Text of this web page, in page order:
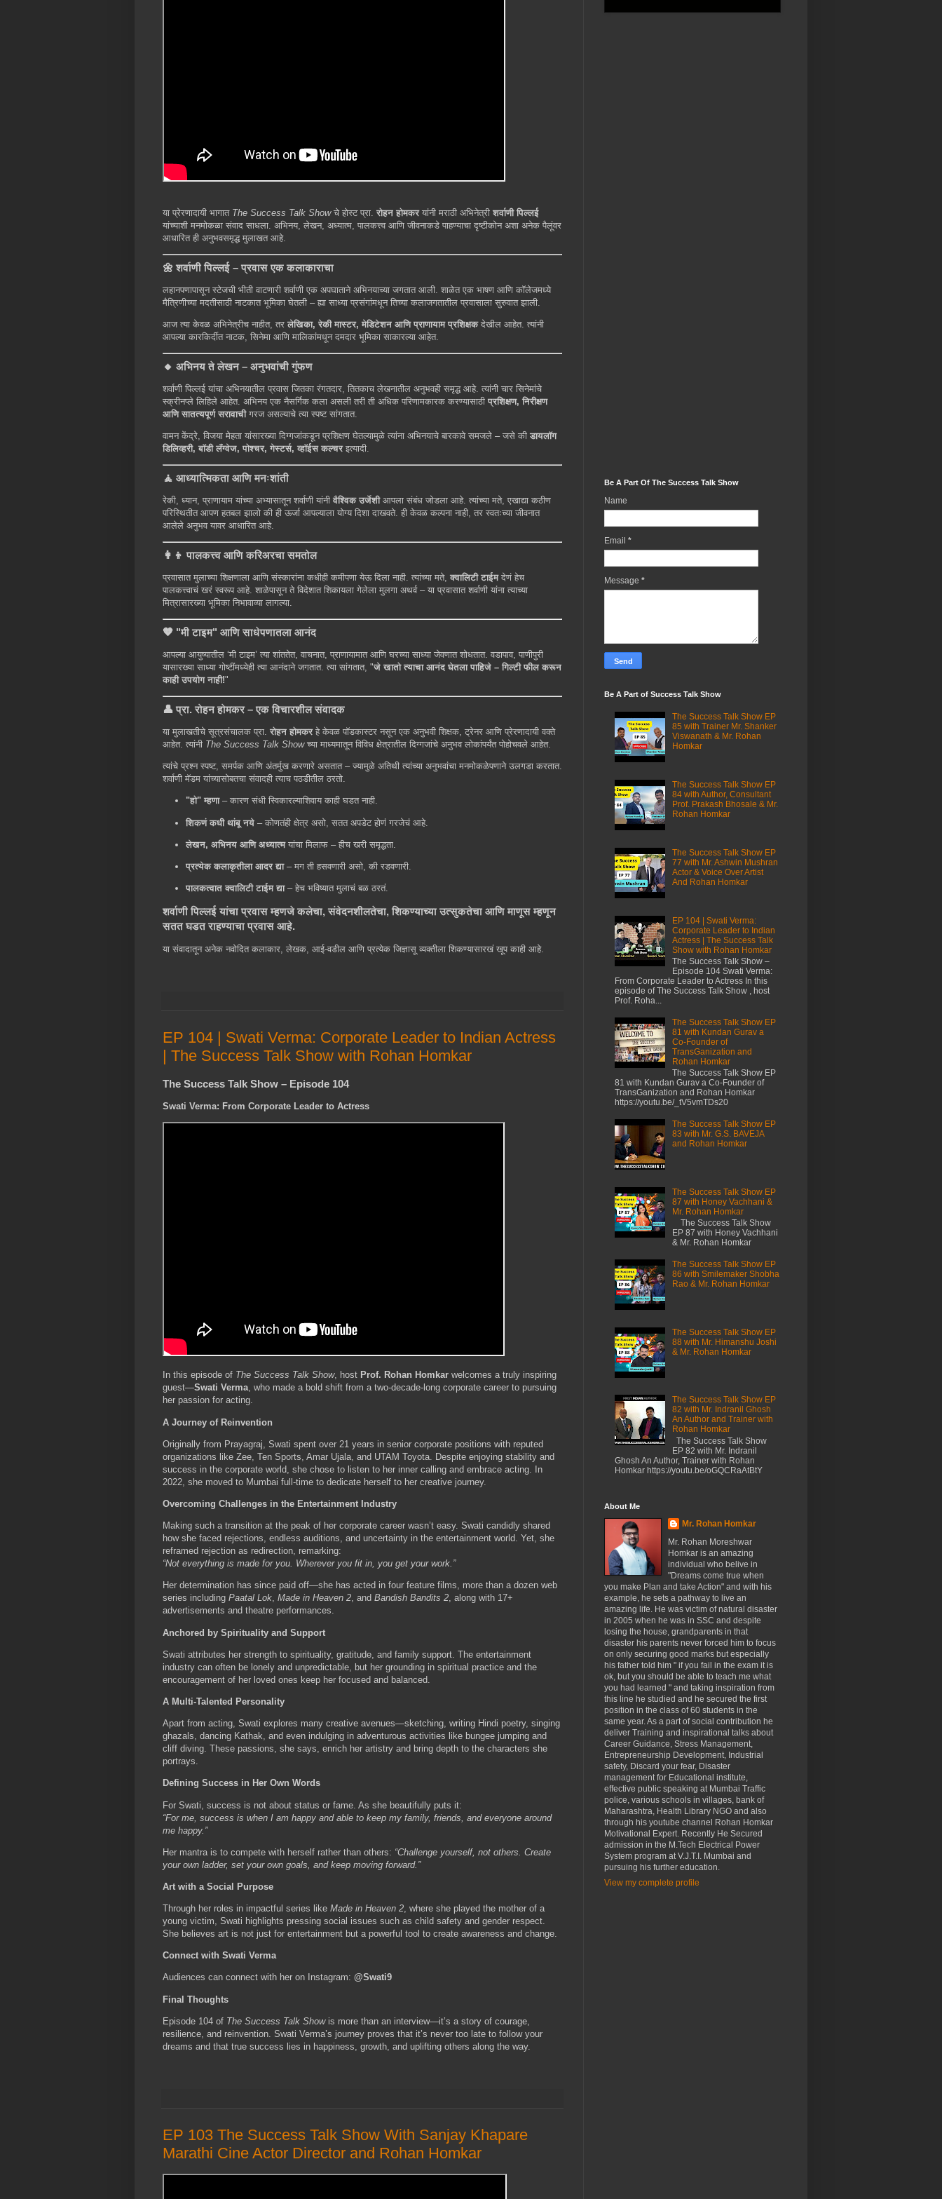
या प्रेरणादायी भागात The Success Talk Showचे होस्ट प्रा. रोहन होमकरयांनी मराठी अभिनेत्री शर्वाणी पिल्लई
यांच्याशी मनमोकळा संवाद साधला. अभिनय, लेखन, अध्यात्म, पालकत्त्व आणि जीवनाकडे पाहण्याचा दृष्टीकोन अशा अनेक पैलूंवर
आधारित ही अनुभवसमृद्ध मुलाखत आहे.
🌼 शर्वाणी पिल्लई – प्रवास एक कलाकाराचा
लहानपणापासून स्टेजची भीती वाटणारी शर्वाणी एक अपघाताने अभिनयाच्या जगतात आली. शाळेत एक भाषण आणि कॉलेजमध्ये
मैत्रिणीच्या मदतीसाठी नाटकात भूमिका घेतली – ह्या साध्या प्रसंगांमधून तिच्या कलाजगतातील प्रवासाला सुरुवात झाली.
आज त्या केवळ अभिनेत्रीच नाहीत, तर लेखिका, रेकी मास्टर, मेडिटेशन आणि प्राणायाम प्रशिक्षकदेखील आहेत. त्यांनी
आपल्या कारकिर्दीत नाटक, सिनेमा आणि मालिकांमधून दमदार भूमिका साकारल्या आहेत.
🔸 अभिनय ते लेखन – अनुभवांची गुंफण
शर्वाणी पिल्लई यांचा अभिनयातील प्रवास जितका रंगतदार, तितकाच लेखनातील अनुभवही समृद्ध आहे. त्यांनी चार सिनेमांचे
स्क्रीनप्ले लिहिले आहेत. अभिनय एक नैसर्गिक कला असली तरी ती अधिक परिणामकारक करण्यासाठी प्रशिक्षण, निरीक्षण
आणि सातत्यपूर्ण सरावाचीगरज असल्याचे त्या स्पष्ट सांगतात.
वामन केंद्रे, विजया मेहता यांसारख्या दिग्गजांकडून प्रशिक्षण घेतल्यामुळे त्यांना अभिनयाचे बारकावे समजले – जसे की डायलॉग
डिलिव्हरी, बॉडी लँग्वेज, पोश्चर, गेस्टर्स, व्हॉईस कल्चरइत्यादी.
🧘 आध्यात्मिकता आणि मनःशांती
रेकी, ध्यान, प्राणायाम यांच्या अभ्यासातून शर्वाणी यांनी वैश्विक उर्जेशीआपला संबंध जोडला आहे. त्यांच्या मते, एखाद्या कठीण
परिस्थितीत आपण हतबल झालो की ही ऊर्जा आपल्याला योग्य दिशा दाखवते. ही केवळ कल्पना नाही, तर स्वतःच्या जीवनात
आलेले अनुभव यावर आधारित आहे.
👩‍👦 पालकत्त्व आणि करिअरचा समतोल
प्रवासात मुलाच्या शिक्षणाला आणि संस्कारांना कधीही कमीपणा येऊ दिला नाही. त्यांच्या मते, क्वालिटी टाईमदेणं हेच
पालकत्त्वाचं खरं स्वरूप आहे. शाळेपासून ते विदेशात शिकायला गेलेला मुलगा अथर्व – या प्रवासात शर्वाणी यांना त्याच्या
मित्रासारख्या भूमिका निभावाव्या लागल्या.
🧡 "मी टाइम" आणि साधेपणातला आनंद
आपल्या आयुष्यातील ‘मी टाइम’ त्या शांततेत, वाचनात, प्राणायामात आणि घरच्या साध्या जेवणात शोधतात. वडापाव, पाणीपुरी
यासारख्या साध्या गोष्टींमध्येही त्या आनंदाने जगतात. त्या सांगतात, "जे खातो त्याचा आनंद घेतला पाहिजे – गिल्टी फील करून
काही उपयोग नाही!"
👤 प्रा. रोहन होमकर – एक विचारशील संवादक
या मुलाखतीचे सूत्रसंचालक प्रा. रोहन होमकरहे केवळ पॉडकास्टर नसून एक अनुभवी शिक्षक, ट्रेनर आणि प्रेरणादायी वक्ते
आहेत. त्यांनी The Success Talk Showच्या माध्यमातून विविध क्षेत्रातील दिग्गजांचे अनुभव लोकांपर्यंत पोहोचवले आहेत.
त्यांचे प्रश्न स्पष्ट, समर्पक आणि अंतर्मुख करणारे असतात – ज्यामुळे अतिथी त्यांच्या अनुभवांचा मनमोकळेपणाने उलगडा करतात.
शर्वाणी मॅडम यांच्यासोबतचा संवादही त्याच पठडीतील ठरतो.
"हो" म्हणा– कारण संधी स्विकारल्याशिवाय काही घडत नाही.
शिकणं कधी थांबू नये – कोणतंही क्षेत्र असो, सतत अपडेट होणं गरजेचं आहे.
लेखन, अभिनय आणि अध्यात्मयांचा मिलाफ – हीच खरी समृद्धता.
प्रत्येक कलाकृतीला आदर द्या– मग ती हसवणारी असो, की रडवणारी.
पालकत्वात क्वालिटी टाईम द्या– हेच भविष्यात मुलाचं बळ ठरतं.
शर्वाणी पिल्लई यांचा प्रवास म्हणजे कलेचा, संवेदनशीलतेचा, शिकण्याच्या उत्सुकतेचा आणि माणूस म्हणून
सतत घडत राहण्याचा प्रवास आहे.
या संवादातून अनेक नवोदित कलाकार, लेखक, आई-वडील आणि प्रत्येक जिज्ञासू व्यक्तीला शिकण्यासारखं खूप काही आहे.
EP 104 | Swati Verma: Corporate Leader to Indian Actress
| The Success Talk Show with Rohan Homkar
The Success Talk Show – Episode 104
Swati Verma: From Corporate Leader to Actress
In this episode of The Success Talk Show, host Prof. Rohan Homkar welcomes a truly inspiring
guest—Swati Verma, who made a bold shift from a two-decade-long corporate career to pursuing
her passion for acting.
A Journey of Reinvention
Originally from Prayagraj, Swati spent over 21 years in senior corporate positions with reputed
organizations like Zee, Ten Sports, Amar Ujala, and UTAM Toyota. Despite enjoying stability and
success in the corporate world, she chose to listen to her inner calling and embrace acting. In
2022, she moved to Mumbai full-time to dedicate herself to her creative journey.
Overcoming Challenges in the Entertainment Industry
Making such a transition at the peak of her corporate career wasn’t easy. Swati candidly shared
how she faced rejections, endless auditions, and uncertainty in the entertainment world. Yet, she
reframed rejection as redirection, remarking:
“Not everything is made for you. Wherever you fit in, you get your work.”
Her determination has since paid off—she has acted in four feature films, more than a dozen web
series including Paatal Lok, Made in Heaven 2, and Bandish Bandits 2, along with 17+
advertisements and theatre performances.
Anchored by Spirituality and Support
Swati attributes her strength to spirituality, gratitude, and family support. The entertainment
industry can often be lonely and unpredictable, but her grounding in spiritual practice and the
encouragement of her loved ones keep her focused and balanced.
A Multi-Talented Personality
Apart from acting, Swati explores many creative avenues—sketching, writing Hindi poetry, singing
ghazals, dancing Kathak, and even indulging in adventurous activities like bungee jumping and
cliff diving. These passions, she says, enrich her artistry and bring depth to the characters she
portrays.
Defining Success in Her Own Words
For Swati, success is not about status or fame. As she beautifully puts it:
“For me, success is when I am happy and able to keep my family, friends, and everyone around
me happy.”
Her mantra is to compete with herself rather than others: “Challenge yourself, not others. Create
your own ladder, set your own goals, and keep moving forward.”
Art with a Social Purpose
Through her roles in impactful series like Made in Heaven 2, where she played the mother of a
young victim, Swati highlights pressing social issues such as child safety and gender respect.
She believes art is not just for entertainment but a powerful tool to create awareness and change.
Connect with Swati Verma
Audiences can connect with her on Instagram: @Swati9
Final Thoughts
Episode 104 of The Success Talk Showis more than an interview—it’s a story of courage,
resilience, and reinvention. Swati Verma’s journey proves that it’s never too late to follow your
dreams and that true success lies in happiness, growth, and uplifting others along the way.
EP 103 The Success Talk Show With Sanjay Khapare
Marathi Cine Actor Director and Rohan Homkar
Be A Part Of The Success Talk Show
Name
Email *
Message *
Be A Part of Success Talk Show
The Success Talk Show EP
85 with Trainer Mr. Shanker
Viswanath & Mr. Rohan
Homkar
The Success Talk Show EP
84 with Author, Consultant
Prof. Prakash Bhosale & Mr.
Rohan Homkar
The Success Talk Show EP
77 with Mr. Ashwin Mushran
Actor & Voice Over Artist
And Rohan Homkar
EP 104 | Swati Verma:
Corporate Leader to Indian
Actress | The Success Talk
Show with Rohan Homkar
The Success Talk Show –
Episode 104 Swati Verma:
From Corporate Leader to Actress In this
episode of The Success Talk Show , host
Prof. Roha...
The Success Talk Show EP
81 with Kundan Gurav a
Co-Founder of
TransGanization and
Rohan Homkar
The Success Talk Show EP
81 with Kundan Gurav a Co-Founder of
TransGanization and Rohan Homkar
https://youtu.be/_tV5vmTDs20
The Success Talk Show EP
83 with Mr. G.S. BAVEJA
and Rohan Homkar
The Success Talk Show EP
87 with Honey Vachhani &
Mr. Rohan Homkar
The Success Talk Show
EP 87 with Honey Vachhani
& Mr. Rohan Homkar
The Success Talk Show EP
86 with Smilemaker Shobha
Rao & Mr. Rohan Homkar
The Success Talk Show EP
88 with Mr. Himanshu Joshi
& Mr. Rohan Homkar
The Success Talk Show EP
82 with Mr. Indranil Ghosh
An Author and Trainer with
Rohan Homkar
The Success Talk Show
EP 82 with Mr. Indranil
Ghosh An Author, Trainer with Rohan
Homkar https://youtu.be/oGQCRaAtBtY
About Me
Mr. Rohan Homkar
Mr. Rohan Moreshwar
Homkar is an amazing
individual who belive in
"Dreams come true when
you make Plan and take Action" and with his
example, he sets a pathway to live an
amazing life. He was victim of natural disaster
in 2005 when he was in SSC and despite
losing the house, grandparents in that
disaster his parents never forced him to focus
on only securing good marks but especially
his father told him " if you fail in the exam it is
ok, but you should be able to teach me what
you had learned " and taking inspiration from
this line he studied and he secured the first
position in the class of 60 students in the
same year. As a part of social contribution he
deliver Training and inspirational talks about
Career Guidance, Stress Management,
Entrepreneurship Development, Industrial
safety, Discard your fear, Disaster
management for Educational institute,
effective public speaking at Mumbai Traffic
police, various schools in villages, bank of
Maharashtra, Health Library NGO and also
through his youtube channel Rohan Homkar
Motivational Expert. Recently He Secured
admission in the M.Tech Electrical Power
System program at V.J.T.I. Mumbai and
pursuing his further education.
View my complete profile